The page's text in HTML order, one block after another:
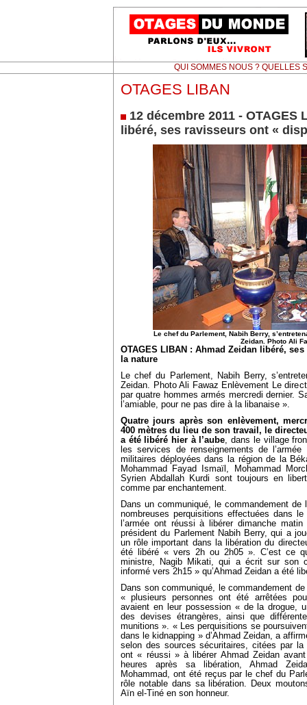
QUI SOMMES NOUS ? QUELLES
OTAGES LIBAN
12 décembre 2011 - OTAGES
libéré, ses ravisseurs ont «
Le chef du Parlement, Nabih Berry,
Zeidan. Photo Ali
OTAGES LIBAN : Ahmad Zeidan libéré,
la nature
Le chef du Parlement, Nabih Berry,
Zeidan. Photo Ali Fawaz Enlèvement Le
par quatre hommes armés mercredi dernier.
l’amiable, pour ne pas dire à la libanaise ».
Quatre jours après son enlèvement,
400 mètres du lieu de son travail, le
a été libéré hier à l’aube, dans le village
les services de renseignements de l’armée
militaires déployées dans la région de la
Mohammad Fayad Ismaïl, Mohammad
Syrien Abdallah Kurdi sont toujours en
comme par enchantement.
Dans un communiqué, le commandement de
nombreuses perquisitions effectuées dans
l’armée ont réussi à libérer dimanche
président du Parlement Nabih Berry, qui a
un rôle important dans la libération du
été libéré « vers 2h ou 2h05 ». C’est ce
ministre, Nagib Mikati, qui a écrit sur son
informé vers 2h15 » qu’Ahmad Zeidan a été
Dans son communiqué, le commandement
« plusieurs personnes ont été arrêtées
avaient en leur possession « de la drogue,
des devises étrangères, ainsi que
munitions ». « Les perquisitions se
dans le kidnapping » d’Ahmad Zeidan, a
selon des sources sécuritaires, citées par
ont « réussi » à libérer Ahmad Zeidan avant
heures après sa libération, Ahmad
Mohammad, ont été reçus par le chef du
rôle notable dans sa libération. Deux
Aïn el-Tiné en son honneur.